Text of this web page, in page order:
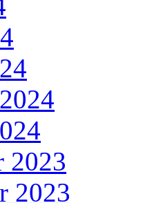
2023
2023